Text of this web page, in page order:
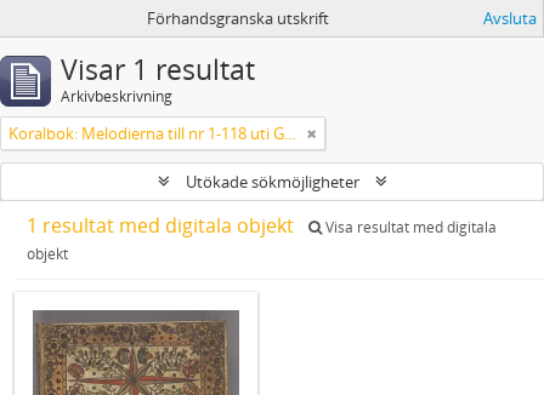
Förhandsgranska utskrift Avsluta
Visar 1 resultat
Arkivbeskrivning
Koralbok: Melodierna till nr 1-118 uti Gamla Psalmboken, enstämmigt satta
Utökade sökmöjligheter
1 resultat med digitala objekt
Visa resultat med digitala
objekt